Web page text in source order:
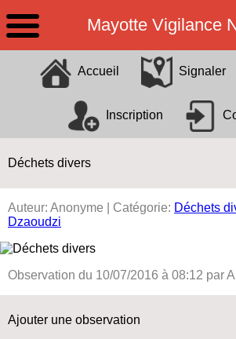
Mayotte Vigilance
Accueil Signaler
Inscription
Identification
Pseudo
Mot de passe
Mot de passe oublié ?
Déchets divers
Auteur: Anonyme | Catégorie: Déchets
Dzaoudzi
Observation du 10/07/2016 à 08:12 par
Ajouter une observation